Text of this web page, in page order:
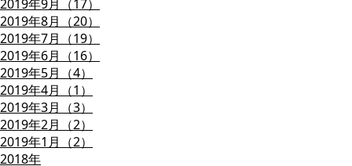
2019年9月（17）
2019年8月（20）
2019年7月（19）
2019年6月（16）
2019年5月（4）
2019年4月（1）
2019年3月（3）
2019年2月（2）
2019年1月（2）
2018年